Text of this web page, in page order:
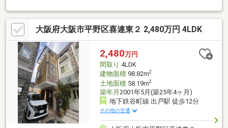
大阪府大阪市平野区喜連東２ 2,480万円 4LDK
2,480万円
間取り 4LDK
建物面積98.82m2
土地面積58.19m2
築年月 2001年5月(築25年4ヶ月)
地下鉄谷町線 出戸駅 徒歩12分
その他の交通